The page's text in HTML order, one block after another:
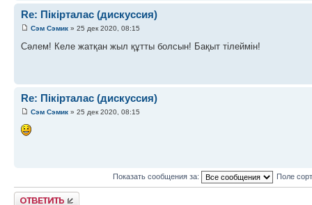
Re: Пікірталас (дискуссия)
Сэм Сэмик » 25 дек 2020, 08:15
Сәлем! Келе жатқан жыл құтты болсын! Бақыт тілеймін!
Re: Пікірталас (дискуссия)
Сэм Сэмик » 25 дек 2020, 08:15
Показать сообщения за: Поле
Ответить